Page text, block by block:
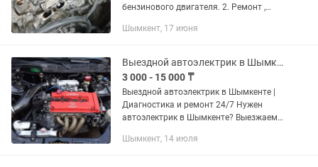
бензинового двигателя. 2. Ремонт ,
Проточка тормозных дисков на спец.
Шымкент, 17 июня
Выездной автоэлектрик в Шымкенте Диагностика и ремонт 24/7
3 000 - 15 000 ₸
Выездной автоэлектрик в Шымкенте |
Диагностика и ремонт 24/7 Нужен
автоэлектрик в Шымкенте? Выезжаем
Профессиональная диагностика и
Шымкент, 14 июля